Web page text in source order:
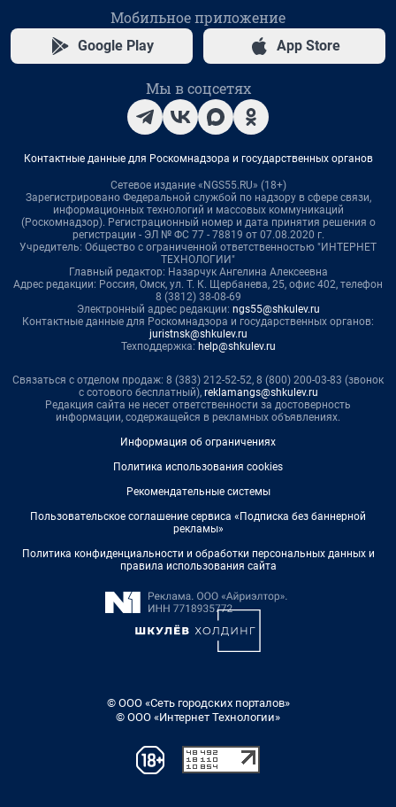
Мобильное приложение
Google Play App Store
Мы в соцсетях
Контактные данные для Роскомнадзора и государственных органов
Сетевое издание «NGS55.RU» (18+)
Зарегистрировано Федеральной службой по надзору в сфере связи,
информационных технологий и массовых коммуникаций
(Роскомнадзор). Регистрационный номер и дата принятия решения о
регистрации - ЭЛ № ФС 77 - 78819 от 07.08.2020 г.
Учредитель: Общество с ограниченной ответственностью "ИНТЕРНЕТ
ТЕХНОЛОГИИ"
Главный редактор: Назарчук Ангелина Алексеевна
Адрес редакции: Россия, Омск, ул. Т. К. Щербанева, 25, офис 402, телефон
8 (3812) 38-08-69
Электронный адрес редакции: ngs55@shkulev.ru
Контактные данные для Роскомнадзора и государственных органов:
juristnsk@shkulev.ru
Техподдержка: help@shkulev.ru
Связаться с отделом продаж: 8 (383) 212-52-52, 8 (800) 200-03-83 (звонок
с сотового бесплатный), reklamangs@shkulev.ru
Редакция сайта не несет ответственности за достоверность
информации, содержащейся в рекламных объявлениях.
Информация об ограничениях
Политика использования cookies
Рекомендательные системы
Пользовательское соглашение сервиса «Подписка без баннерной
рекламы»
Политика конфиденциальности и обработки персональных данных и
правила использования сайта
© ООО «Сеть городских порталов»
© ООО «Интернет Технологии»